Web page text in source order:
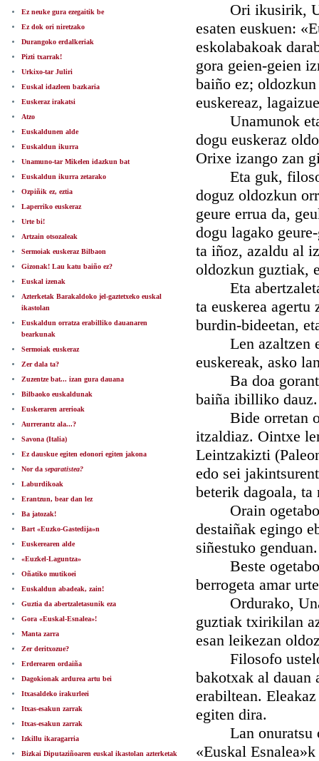
Ez neuke gura ezegaitik be
Ez dok ori niretzako
Durangoko erdalkeriak
Pizti txarrak!
Urkixo-tar Juliri
Euskal idazleen bazkaria
Euskeraz irakatsi
Atzo
Euskaldunen alde
Euskaldun ikurra
Unamuno-tar Mikelen idazkun bat
Euskaldun ikurra zetarako
Ozpiñik ez, eztia
Laperriko euskeraz
Urte bi!
Artzain otsozaleak
Sermoiak euskeraz Bilbaon
Gizonak! Lau katu baiño ez?
Euskal izenak
Azterketak Barakaldoko jel-gaztetxeko euskal
ikastolan
Euskaldun orratza erabilliko dauanaren
bearkunak
Sermoiak euskeraz
Zer dala ta?
Zuzentze bat... izan gura dauana
Bilbaoko euskaldunak
Euskeraren arerioak
Aurrerantz ala...?
Savona (Italia)
Ez dauskue egiten edonori egiten jakona
Nor da separatistea?
Laburdikoak
Erantzun, bear dan lez
Ba jatozak!
Bart «Euzko-Gastedija»n
Euskerearen alde
«Euzkel-Laguntza»
Oñatiko mutikoei
Euskaldun abadeak, zain!
Guztia da abertzaletasunik eza
Gora «Euskal-Esnalea»!
Manta zarra
Zer deritxozue?
Erderearen ordaiña
Dagokionak ardurea artu bei
Itxasaldeko irakurleei
Itxas-esakun zarrak
Itxas-esakun zarrak
Izkillu ikaragarria
Bizkai Diputaziñoaren euskal ikastolan azterketak
Ori ikusirik,
esaten euskuen:
eskolabakoak
gora geien-geien
baiño ez;
euskereaz,
Unamunok eta
dogu euskeraz
Orixe izango zan
Eta guk,
doguz oldozkun
geure errua da,
dogu lagako
ta iñoz, azaldu al
oldozkun guztiak,
Eta
ta euskerea
burdin-bideetan,
Len azaltzen ez
euskereak, asko
Ba doa gorantz
baiña ibilliko dauz.
Bide orretan
itzaldiaz. Ointxe
Leintzakizti
edo sei
beterik dagoala, ta
Orain ogetabost
destaiñak egingo
siñestuko genduan.
Beste ogetabost
berrogeta amar
Ordurako,
guztiak txirikilan
esan leikezan
Filosofo usteloi
bakotxak al dauan
erabiltean.
egiten dira.
Lan onuratsu
«Euskal